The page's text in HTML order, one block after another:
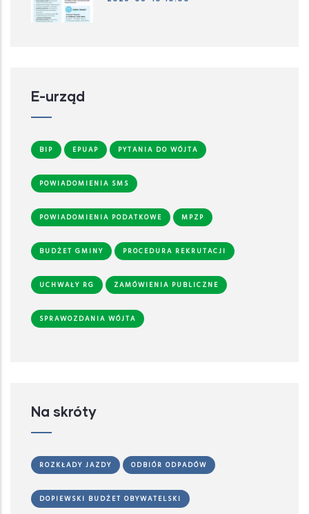
E-urząd
BIP EPUAP PYTANIA DO WÓJTA
POWIADOMIENIA SMS
POWIADOMIENIA PODATKOWE MPZP
BUDŻET GMINY PROCEDURA REKRUTACJI
UCHWAŁY RG ZAMÓWIENIA PUBLICZNE
SPRAWOZDANIA WÓJTA
Na skróty
ROZKŁADY JAZDY ODBIÓR ODPADÓW
DOPIEWSKI BUDŻET OBYWATELSKI